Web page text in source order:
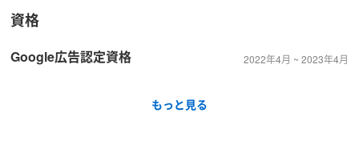
資格
Google広告認定資格 2022年4月 ~ 2023年4月
もっと見る